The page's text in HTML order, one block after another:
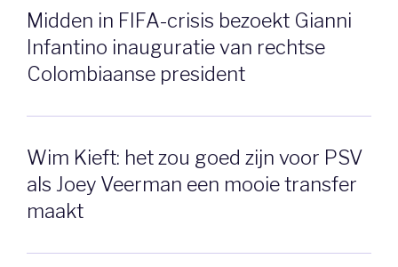
Midden in FIFA-crisis bezoekt Gianni
Infantino inauguratie van rechtse
Colombiaanse president
Wim Kieft: het zou goed zijn voor PSV
als Joey Veerman een mooie transfer
maakt